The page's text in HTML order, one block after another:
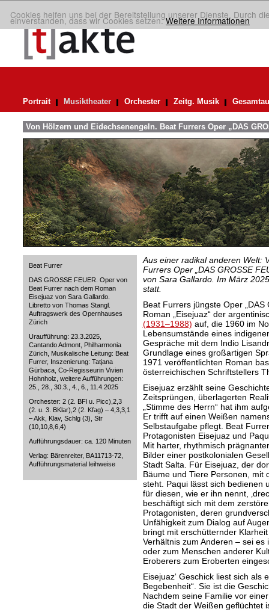
Cookies helfen uns bei der Bereitstellung unserer Dienste. Durch
einverstanden, dass wir Cookies setzen.Weitere Informationen
Portrait Musiktheater Orchester Zeitg. Musik
Von Hölzern und Eidechsenengeln. Beat Furrers Oper „DAS
Beat Furrer
DAS GROSSE FEUER. Oper von
Beat Furrer nach dem Roman
Eisejuaz von Sara Gallardo.
Libretto von Thomas Stangl.
Auftragswerk des Opernhauses
Zürich
Uraufführung: 23.3.2025,
Cantando Admont, Philharmonia
Zürich, Musikalische Leitung: Beat
Furrer, Inszenierung: Tatjana
Gürbaca, Co-Regisseurin Vivien
Hohnholz, weitere Aufführungen:
25., 28., 30.3., 4., 6., 11.4.2025
Orchester: 2 (2. BFl u. Picc),2,3
(2. u. 3. BKlar),2 (2. Kfag) – 4,3,3,1
– Akk, Klav, Schlg (3), Str
(10,10,8,6,4)
Aufführungsdauer: ca. 120 Minuten
Verlag: Bärenreiter, BA11713-72,
Aufführungsmaterial leihweise
Aus einer radikal anderen Welt:
Furrers Oper „DAS GROSSE
von Sara Gallardo. Im März
statt.
Beat Furrers jüngste Oper „DAS
Roman „Eisejuaz“ der
(1931–1988) auf, die 1960 im
Lebensumstände eines
Gespräche mit dem Indio
Grundlage eines großartigen
1971 veröffentlichten Roman
österreichischen Schriftstellers
Eisejuaz erzählt seine
Zeitsprüngen, überlagerten
„Stimme des Herrn“ hat ihm
Er trifft auf einen Weißen
Selbstaufgabe pflegt. Beat
Protagonisten Eisejuaz und
Mit harter, rhythmisch
Bilder einer postkolonialen
Stadt Salta. Für Eisejuaz, der
Bäume und Tiere Personen, mit
steht. Paqui lässt sich bedienen
für diesen, wie er ihn nennt,
beschäftigt sich mit dem
Protagonisten, deren
Unfähigkeit zum Dialog auf
bringt mit erschütternder
Verhältnis zum Anderen – sei
oder zum Menschen anderer
Eroberers zum Eroberten
Eisejuaz‘ Geschick liest sich als
Begebenheit“. Sie ist die
Nachdem seine Familie vor
die Stadt der Weißen geflüchtet